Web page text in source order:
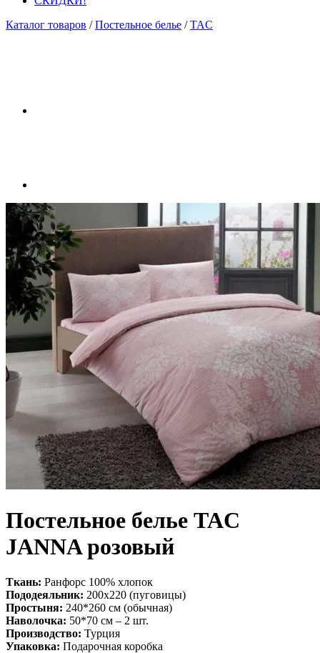
Каталог товаров / Постельное белье / TAC
Постельное белье TAC
JANNA розовый
Ткань: Ранфорс 100% хлопок
Пододеяльник: 200х220 (пуговицы)
Простыня: 240*260 см (обычная)
Наволочка: 50*70 см – 2 шт.
Производство: Турция
Упаковка: Подарочная коробка